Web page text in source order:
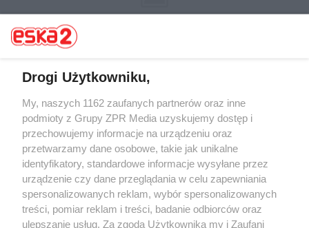
Żaden utwór zamieszczony w serwisie nie może być powielany i
rozpowszechniany lub dalej rozpowszechniany w jakikolwiek sposób (w
tym także elektroniczny lub mechaniczny) na jakimkolwiek polu
eksploatacji w jakiejkolwiek formie, włącznie z umieszczaniem w
Internecie bez pisemnej zgody właściciela praw. Jakiekolwiek użycie lub
wykorzystanie utworów w całości lub w części z naruszeniem prawa,
tzn. bez właściwej zgody, jest zabronione pod groźbą kary i może być
ścigane prawnie.
Drogi Użytkowniku,
My, naszych 1162 zaufanych partnerów oraz inne
podmioty z Grupy ZPR Media uzyskujemy dostęp i
przechowujemy informacje na urządzeniu oraz
przetwarzamy dane osobowe, takie jak unikalne
identyfikatory, standardowe informacje wysyłane przez
urządzenie czy dane przeglądania w celu zapewniania
spersonalizowanych reklam, wybór spersonalizowanych
treści, pomiar reklam i treści, badanie odbiorców oraz
ulepszanie usług. Za zgodą Użytkownika my i Zaufani